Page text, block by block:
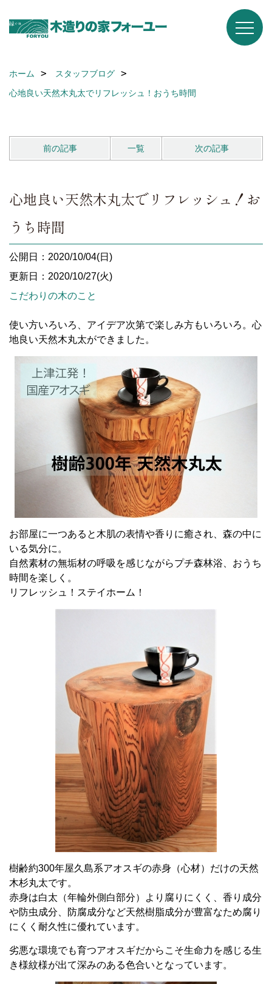
ホーム
スタッフブログ
心地良い天然木丸太でリフレッシュ！おうち時間
前の記事 一覧 次の記事
心地良い天然木丸太でリフレッシュ！お
うち時間
公開日：2020/10/04(日)
更新日：2020/10/27(火)
こだわりの木のこと
使い方いろいろ、アイデア次第で楽しみ方もいろいろ。心
地良い天然木丸太ができました。
お部屋に一つあると木肌の表情や香りに癒され、森の中に
いる気分に。
自然素材の無垢材の呼吸を感じながらプチ森林浴、おうち
時間を楽しく。
リフレッシュ！ステイホーム！
樹齢約300年屋久島系アオスギの赤身（心材）だけの天然
木杉丸太です。
赤身は白太（年輪外側白部分）より腐りにくく、香り成分
や防虫成分、防腐成分など天然樹脂成分が豊富なため腐り
にくく耐久性に優れています。
劣悪な環境でも育つアオスギだからこそ生命力を感じる生
き様紋様が出て深みのある色合いとなっています。